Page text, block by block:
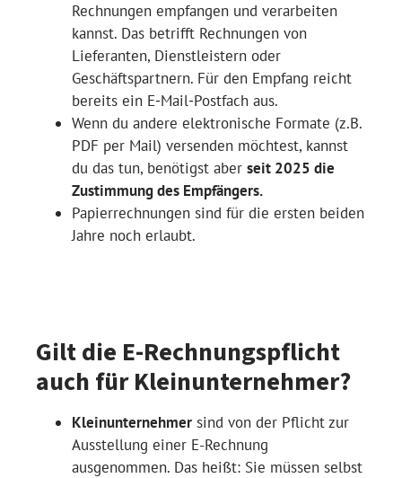
Rechnungen empfangen und verarbeiten
kannst. Das betrifft Rechnungen von
Lieferanten, Dienstleistern oder
Geschäftspartnern. Für den Empfang reicht
bereits ein E‑Mail‑Postfach aus.
Wenn du andere elektronische Formate (z.B.
PDF per Mail) versenden möchtest, kannst
du das tun, benötigst aber seit 2025 die
Zustimmung des Empfängers.
Papierrechnungen sind für die ersten beiden
Jahre noch erlaubt.
Gilt die E-Rechnungspflicht
auch für Kleinunternehmer?
Kleinunternehmer sind von der Pflicht zur
Ausstellung einer E-Rechnung
ausgenommen. Das heißt: Sie müssen selbst